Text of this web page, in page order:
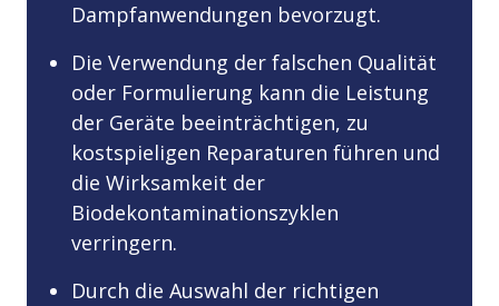
Dampfanwendungen bevorzugt.
Die Verwendung der falschen Qualität
oder Formulierung kann die Leistung
der Geräte beeinträchtigen, zu
kostspieligen Reparaturen führen und
die Wirksamkeit der
Biodekontaminationszyklen
verringern.
Durch die Auswahl der richtigen